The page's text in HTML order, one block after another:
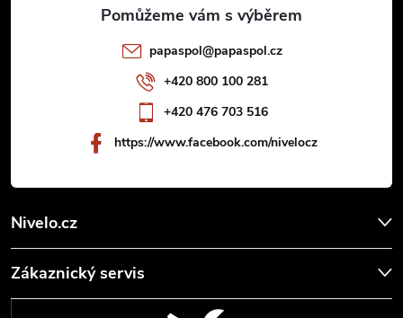
Nivelo.cz
Zákaznický servis
papaspol@papaspol.cz
+420 800 100 281
+420 476 703 516
https://www.facebook.com/nivelocz